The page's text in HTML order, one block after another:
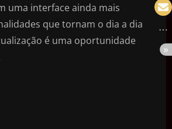
uma interface ainda mais
que tornam o dia a dia
é uma oportunidade